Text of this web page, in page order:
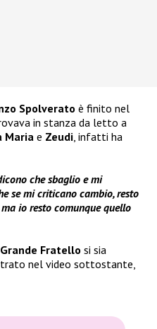
Spolverato è finito nel
in stanza da letto a
Maria e Zeudi , infatti ha
che sbaglio e mi
se mi criticano cambio, resto
io resto comunque quello
Grande Fratello si sia
nel video sottostante,